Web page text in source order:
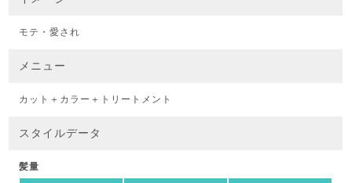
モテ・愛され
メニュー
カット＋カラー＋トリートメント
スタイルデータ
髪量